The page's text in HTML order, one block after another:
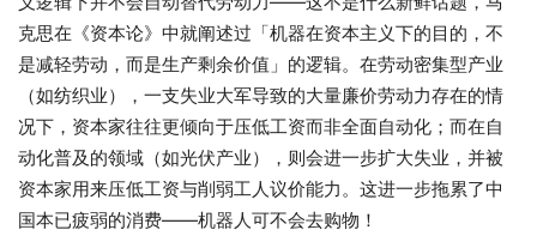
克思在《资本论》中就阐述过「机器在资本主义下的目的，不
是减轻劳动，而是生产剩余价值」的逻辑。在劳动密集型产业
（如纺织业），一支失业大军导致的大量廉价劳动力存在的情
况下，资本家往往更倾向于压低工资而非全面自动化；而在自
动化普及的领域（如光伏产业），则会进一步扩大失业，并被
资本家用来压低工资与削弱工人议价能力。这进一步拖累了中
国本已疲弱的消费——机器人可不会去购物！